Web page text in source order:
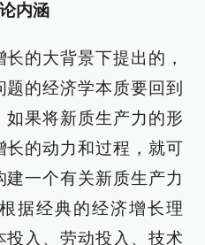
内涵
的大背景下提出的，
的经济学本质要回到
果将新质生产力的形
长的动力和过程，就可
建一个有关新质生产力
据经典的经济增长理
入、劳动投入、技术